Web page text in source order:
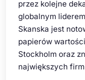
przez kolejne
globalnym
Skanska jest
papierów
Stockholm oraz
największych